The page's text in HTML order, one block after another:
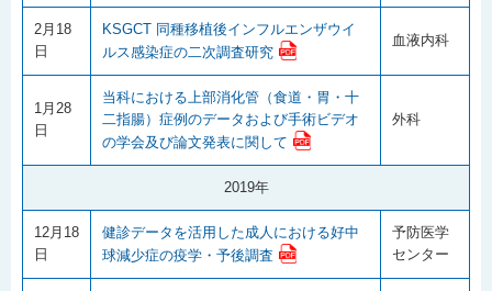
2月18
日
KSGCT 同種移植後インフルエンザウイ
ルス感染症の二次調査研究
血液内科
1月28
日
当科における上部消化管（食道・胃・十
二指腸）症例のデータおよび手術ビデオ
の学会及び論文発表に関して
外科
2019年
12月18
日
健診データを活用した成人における好中
球減少症の疫学・予後調査
予防医学
センター